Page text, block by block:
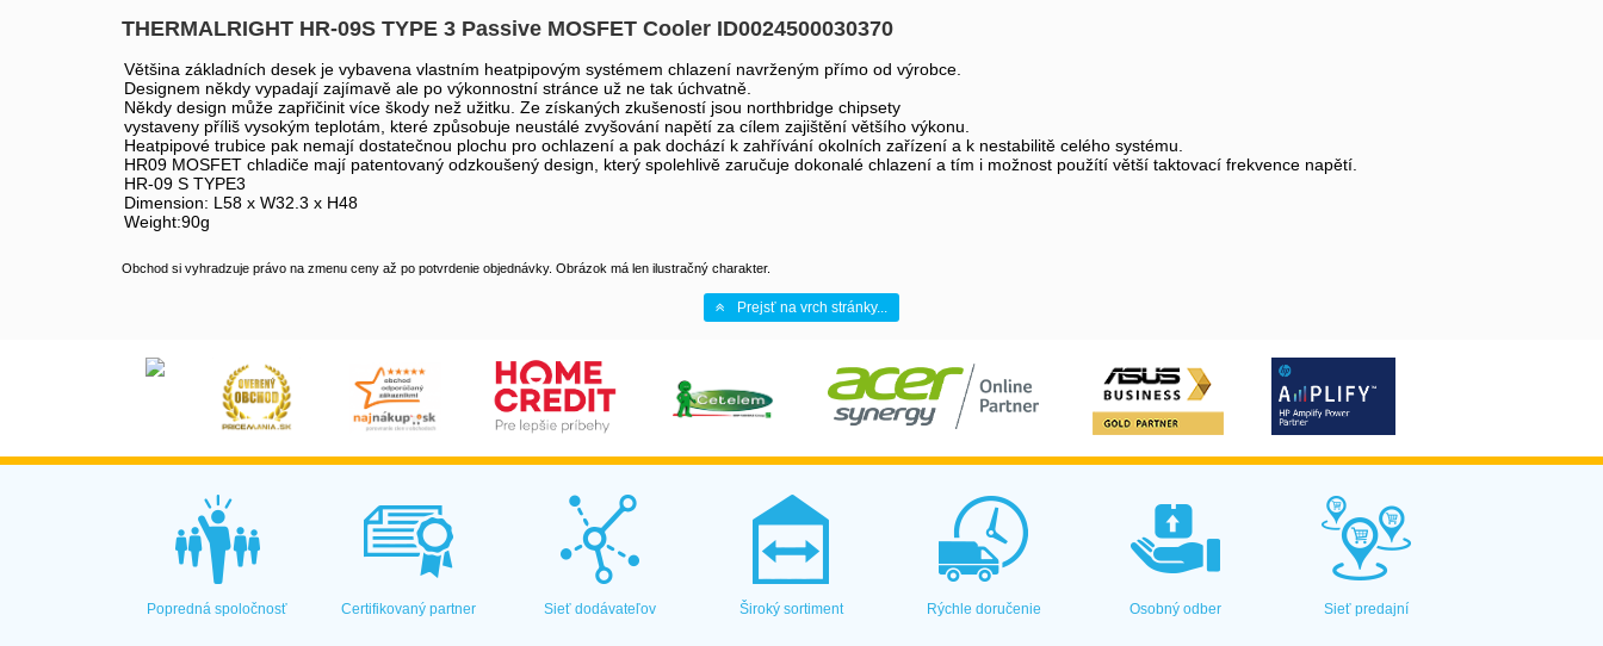
THERMALRIGHT HR-09S TYPE 3 Passive MOSFET Cooler ID0024500030370
Většina základních desek je vybavena vlastním heatpipovým systémem chlazení navrženým přímo od výrobce.
Designem někdy vypadají zajímavě ale po výkonnostní stránce už ne tak úchvatně.
Někdy design může zapřičinit více škody než užitku. Ze získaných zkušeností jsou northbridge chipsety
vystaveny příliš vysokým teplotám, které způsobuje neustálé zvyšování napětí za cílem zajištění většího výkonu.
Heatpipové trubice pak nemají dostatečnou plochu pro ochlazení a pak dochází k zahřívání okolních zařízení a k nestabilitě celého systému.
HR09 MOSFET chladiče mají patentovaný odzkoušený design, který spolehlivě zaručuje dokonalé chlazení a tím i možnost použítí větší taktovací frekvence napětí.
HR-09 S TYPE3
Dimension: L58 x W32.3 x H48
Weight:90g
Obchod si vyhradzuje právo na zmenu ceny až po potvrdenie objednávky. Obrázok má len ilustračný charakter.
Prejsť na vrch stránky...
Popredná spoločnosť Certifikovaný partner Sieť dodávateľov Široký sortiment Rýchle doručenie Osobný odber Sieť predajní